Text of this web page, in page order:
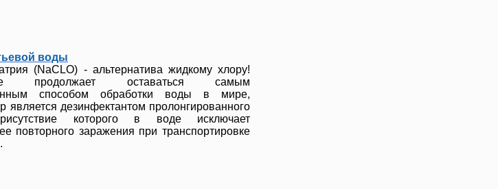
воды
(NaCLO) - альтернатива жидкому хлору!
продолжает оставаться самым
способом обработки воды в мире,
является дезинфектантом пролонгированного
которого в воде исключает
повторного заражения при транспортировке